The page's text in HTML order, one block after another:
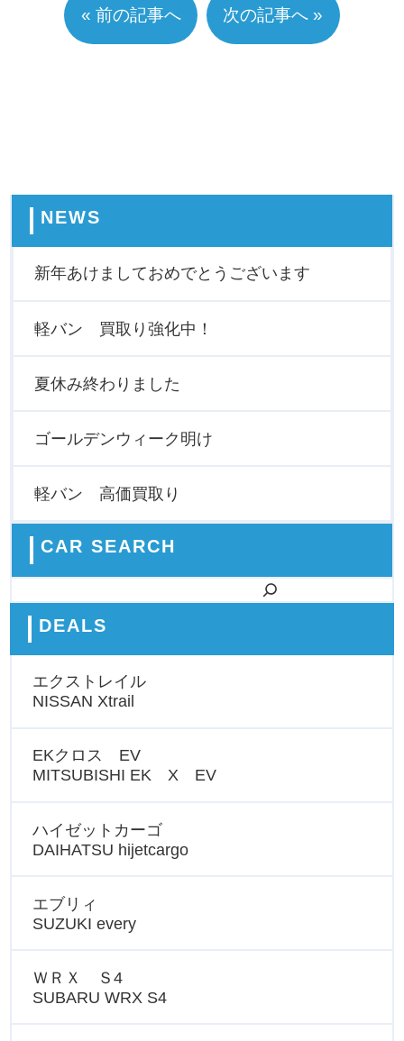
« 前の記事へ 次の記事へ »
NEWS
新年あけましておめでとうございます
軽バン 買取り強化中！
夏休み終わりました
ゴールデンウィーク明け
軽バン 高価買取り
CAR SEARCH
DEALS
エクストレイル
NISSAN Xtrail
EKクロス EV
MITSUBISHI EK X EV
ハイゼットカーゴ
DAIHATSU hijetcargo
エブリィ
SUZUKI every
ＷＲＸ Ｓ4
SUBARU WRX S4